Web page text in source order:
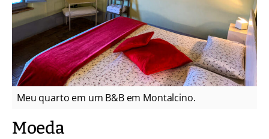
Meu quarto em um B&B em Montalcino.
Moeda